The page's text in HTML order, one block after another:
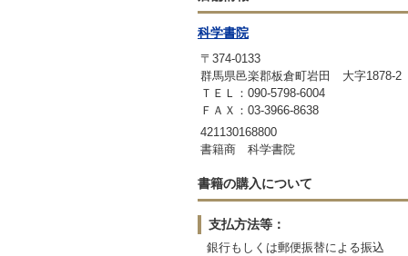
科学書院
〒374-0133
群馬県邑楽郡板倉町岩田 大字
ＴＥＬ：090-5798-6004
ＦＡＸ：03-3966-8638
421130168800
書籍商 科学書院
書籍の購入について
支払方法等：
銀行もしくは郵便振替による振込